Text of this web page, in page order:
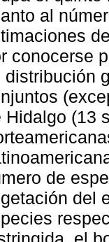
al
conocerse
distribución
Hidalgo (13
de
del